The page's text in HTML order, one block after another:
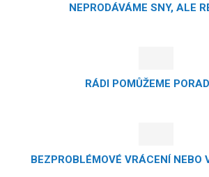
NEPRODÁVÁME SNY, ALE
RÁDI POMŮŽEME
BEZPROBLÉMOVÉ VRÁCENÍ NEBO